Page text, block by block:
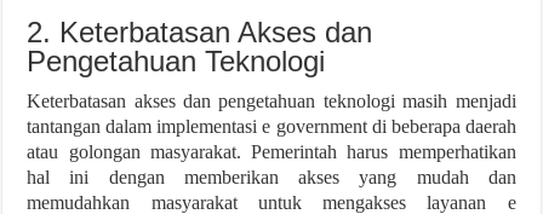
2. Keterbatasan Akses dan
Pengetahuan Teknologi
Keterbatasan akses dan pengetahuan teknologi masih menjadi
tantangan dalam implementasi e government di beberapa daerah
atau golongan masyarakat. Pemerintah harus memperhatikan
hal ini dengan memberikan akses yang mudah dan
memudahkan masyarakat untuk mengakses layanan e